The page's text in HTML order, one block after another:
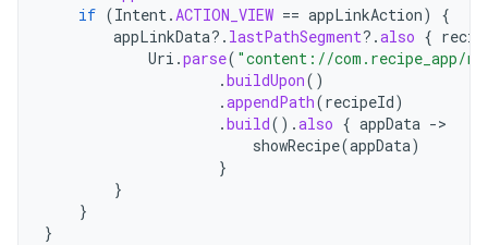
if (Intent.ACTION_VIEW == appLinkAction)
{
appLinkData?. lastPathSegment?.also {
Uri .parse( "content://com.recipe_app/
.buildUpon()
.appendPath(recipeId)
.build().also { appData -
showRecipe(appData)
}
}
}
}